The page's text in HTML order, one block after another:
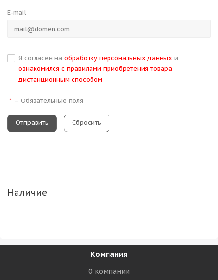
E-mail
Я согласен на обработку персональных данных и
ознакомился с правилами приобретения товара
дистанционным способом
* — Обязательные поля
Сбросить
Наличие
Компания
О компании